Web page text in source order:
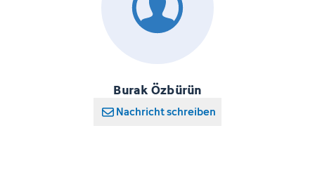
Burak Özbürün
Nachricht schreiben